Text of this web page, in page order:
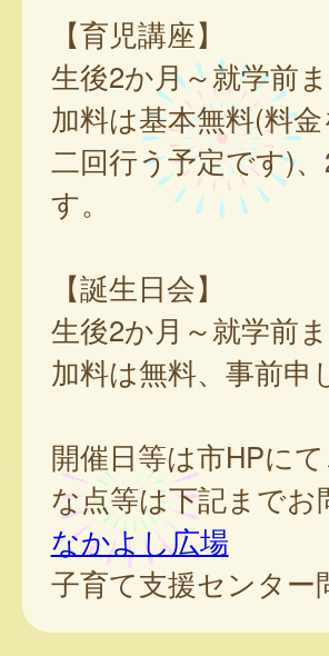
【育児講座】
生後2か月～就学前
加料は基本無料(料
二回行う予定です)
す。
【誕生日会】
生後2か月～就学前
加料は無料、事前申
開催日等は市HPに
な点等は下記まで
なかよし広場
子育て支援センター